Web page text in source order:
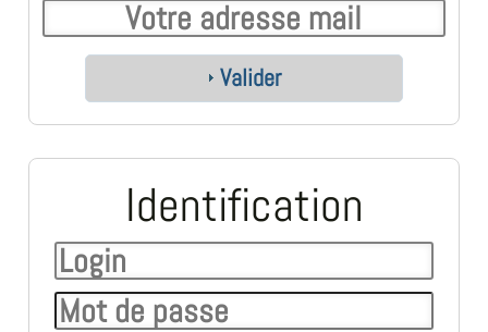
Valider
Identification